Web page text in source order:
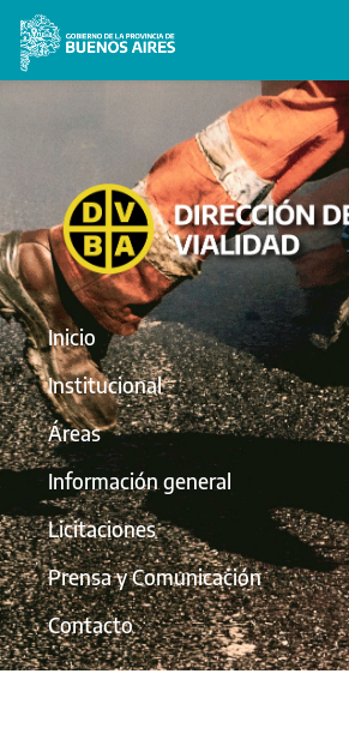
Inicio
Institucional
Áreas
Información general
Licitaciones
Prensa y Comunicación
Contacto